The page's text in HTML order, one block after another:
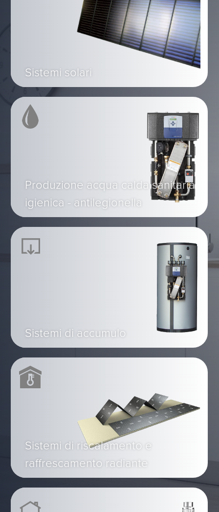
Sistemi solari
Produzione acqua calda sanitaria
igienica - antilegionella
Sistemi di accumulo
Sistemi di riscalamento e
raffrescamento radiante